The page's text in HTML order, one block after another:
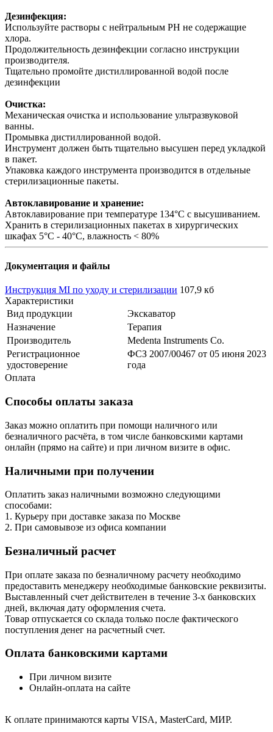
Дезинфекция:
Используйте растворы с нейтральным PH не содержащие
хлора.
Продолжительность дезинфекции согласно инструкции
производителя.
Тщательно промойте дистиллированной водой после
дезинфекции
Очистка:
Механическая очистка и использование ультразвуковой
ванны.
Промывка дистиллированной водой.
Инструмент должен быть тщательно высушен перед укладкой
в пакет.
Упаковка каждого инструмента производится в отдельные
стерилизационные пакеты.
Автоклавирование и хранение:
Автоклавирование при температуре 134°С с высушиванием.
Хранить в стерилизационных пакетах в хирургических
шкафах 5°С - 40°С, влажность < 80%
Документация и файлы
Инструкция MI по уходу и стерилизации 107,9 кб
Характеристики
Вид продукции
Экскаватор
Назначение
Терапия
Производитель
Medenta Instruments Co.
Регистрационное
удостоверение
ФСЗ 2007/00467 от 05 июня 2023
года
Оплата
Способы оплаты заказа
Заказ можно оплатить при помощи наличного или
безналичного расчёта, в том числе банковскими картами
онлайн (прямо на сайте) и при личном визите в офис.
Наличными при получении
Оплатить заказ наличными возможно следующими
способами:
1. Курьеру при доставке заказа по Москве
2. При самовывозе из офиса компании
Безналичный расчет
При оплате заказа по безналичному расчету необходимо
предоставить менеджеру необходимые банковские реквизиты.
Выставленный счет действителен в течение 3-х банковских
дней, включая дату оформления cчета.
Товар отпускается со склада только после фактического
поступления денег на расчетный счет.
Оплата банковскими картами
При личном визите
Онлайн-оплата на сайте
К оплате принимаются карты VISA, MasterCard, МИР.